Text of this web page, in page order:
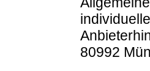
80992